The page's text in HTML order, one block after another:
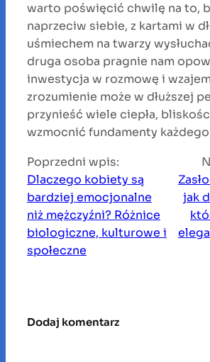
warto poświęcić chwilę na to,
naprzeciw siebie, z kartami w
uśmiechem na twarzy
druga osoba pragnie nam
inwestycja w rozmowę i
zrozumienie może w dłuższej
przynieść wiele ciepła,
wzmocnić fundamenty każdego
Poprzedni wpis:
Dlaczego kobiety są
bardziej emocjonalne
niż mężczyźni? Różnice
biologiczne, kulturowe i
społeczne
jak
Dodaj komentarz